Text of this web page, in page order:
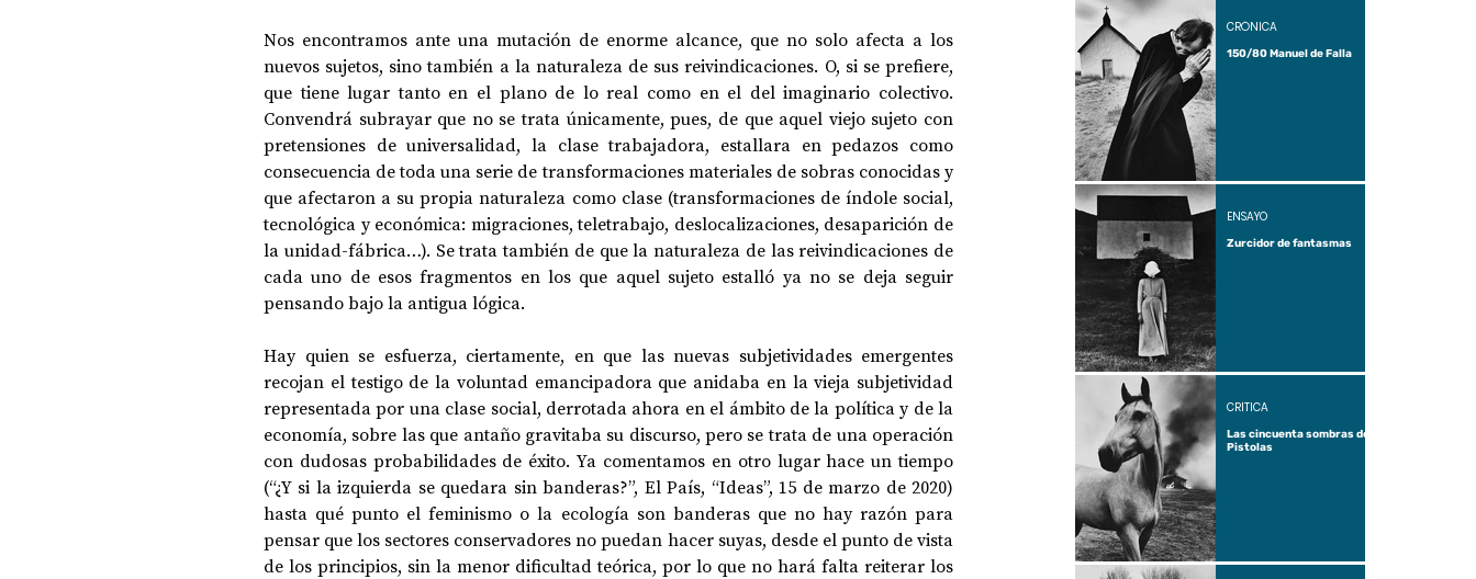
Nos encontramos ante una mutación de enorme alcance, que no solo afecta a los
nuevos sujetos, sino también a la naturaleza de sus reivindicaciones. O, si se prefiere,
que tiene lugar tanto en el plano de lo real como en el del imaginario colectivo.
Convendrá subrayar que no se trata únicamente, pues, de que aquel viejo sujeto con
pretensiones de universalidad, la clase trabajadora, estallara en pedazos como
consecuencia de toda una serie de transformaciones materiales de sobras conocidas y
que afectaron a su propia naturaleza como clase (transformaciones de índole social,
tecnológica y económica: migraciones, teletrabajo, deslocalizaciones, desaparición de
la unidad-fábrica…). Se trata también de que la naturaleza de las reivindicaciones de
cada uno de esos fragmentos en los que aquel sujeto estalló ya no se deja seguir
pensando bajo la antigua lógica.
Hay quien se esfuerza, ciertamente, en que las nuevas subjetividades emergentes
recojan el testigo de la voluntad emancipadora que anidaba en la vieja subjetividad
representada por una clase social, derrotada ahora en el ámbito de la política y de la
economía, sobre las que antaño gravitaba su discurso, pero se trata de una operación
con dudosas probabilidades de éxito. Ya comentamos en otro lugar hace un tiempo
(“¿Y si la izquierda se quedara sin banderas?”, El País, “Ideas”, 15 de marzo de 2020)
hasta qué punto el feminismo o la ecología son banderas que no hay razón para
pensar que los sectores conservadores no puedan hacer suyas, desde el punto de vista
de los principios, sin la menor dificultad teórica, por lo que no hará falta reiterar los
150/80 Manuel de Falla
CRÓNICA
Zurcidor de fantasmas
ENSAYO
Las cincuenta sombras de
Pistolas
CRÍTICA